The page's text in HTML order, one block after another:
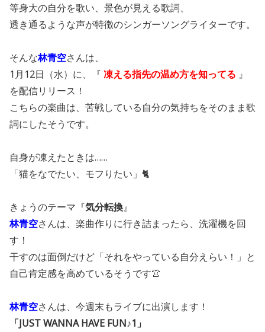
等身大の自分を歌い、景色が見える歌詞、
透き通るような声が特徴のシンガーソングライターです。
そんな林青空さんは、
1月12日（水） に、『 凍える指先の温め方を知ってる 』
を配信リリース！
こちらの楽曲は、苦戦している自分の気持ちをそのまま歌
詞にしたそうです。
自身が凍えたときは……
「猫をなでたい、モフりたい」🐈
きょうのテーマ『気分転換』
林青空さんは、楽曲作りに行き詰まったら、洗濯機を回
す！
干すのは面倒だけど「それをやっている自分えらい！」と
自己肯定感を高めているそうです👚
林青空さんは、今週末もライブに出演します！
「JUST WANNA HAVE FUN♪1」